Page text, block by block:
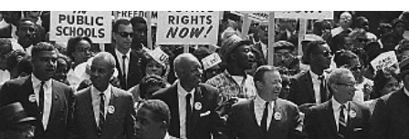
English Català
BUSCAR